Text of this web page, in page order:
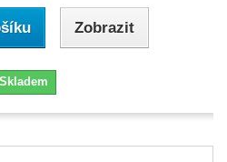
Zobrazit
Skladem